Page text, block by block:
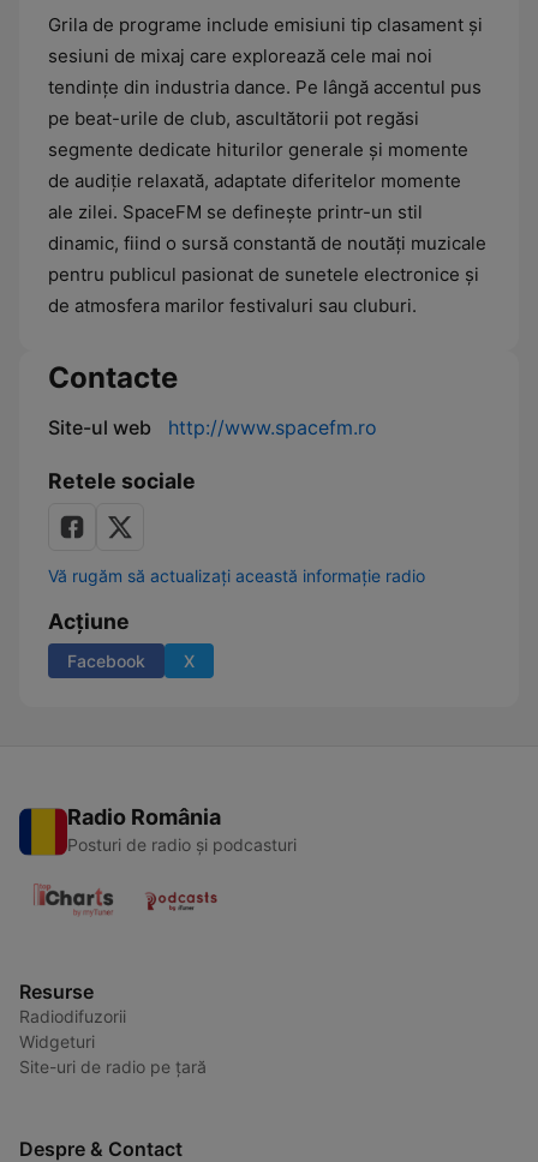
Grila de programe include emisiuni tip clasament și
sesiuni de mixaj care explorează cele mai noi
tendințe din industria dance. Pe lângă accentul pus
pe beat-urile de club, ascultătorii pot regăsi
segmente dedicate hiturilor generale și momente
de audiție relaxată, adaptate diferitelor momente
ale zilei. SpaceFM se definește printr-un stil
dinamic, fiind o sursă constantă de noutăți muzicale
pentru publicul pasionat de sunetele electronice și
de atmosfera marilor festivaluri sau cluburi.
Contacte
Site-ul web http://www.spacefm.ro
Retele sociale
Vă rugăm să actualizați această informație radio
Acțiune
Facebook X
Radio România
Posturi de radio și podcasturi
Resurse
Radiodifuzorii
Widgeturi
Site-uri de radio pe țară
Despre & Contact